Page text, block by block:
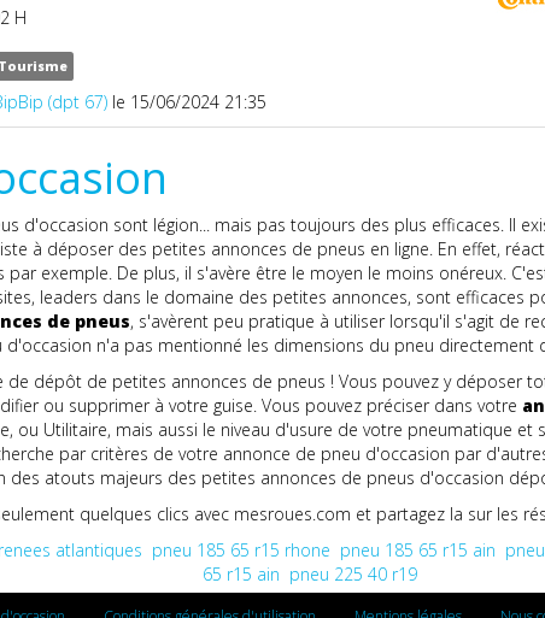
H
Tourisme
(dpt 67)le 15/06/2024 21:35
d'occasion sont légion... mais pas toujours des plus efficaces. Il
à déposer des petites annonces de pneus en ligne. En effet,
exemple. De plus, il s'avère être le moyen le moins onéreux.
leaders dans le domaine des petites annonces, sont efficaces
de pneus, s'avèrent peu pratique à utiliser lorsqu'il s'agit de
n'a pas mentionné les dimensions du pneu directement
de dépôt de petites annonces de pneus ! Vous pouvez y déposer
ou supprimer à votre guise. Vous pouvez préciser dans votre
ou Utilitaire, mais aussi le niveau d'usure de votre pneumatique
par critères de votre annonce de pneu d'occasion par
des atouts majeurs des petites annonces de pneus d'occasion
quelques clics avec mesroues.com et partagez la sur les
atlantiques pneu 185 65 r15 rhone pneu 185 65 r15 ain
65 r15 ain pneu 225 40 r19